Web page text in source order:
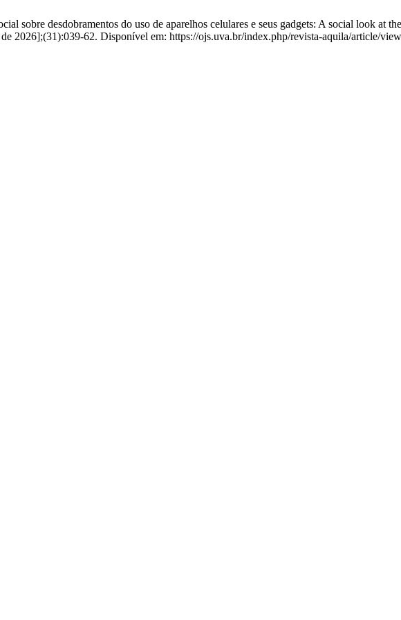
sobre desdobramentos do uso de aparelhos celulares e seus gadgets: A social look at
2026];(31):039-62. Disponível em: https://ojs.uva.br/index.php/revista-aquila/article/